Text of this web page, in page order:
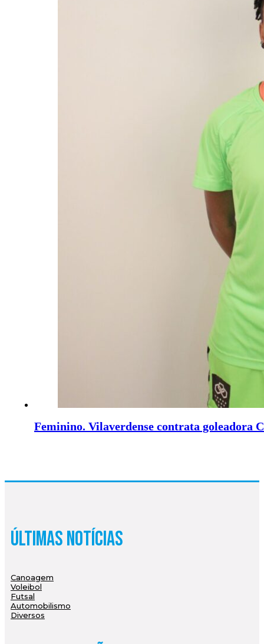
Feminino. Vilaverdense contrata goleadora
Últimas Notícias
Canoagem
Voleibol
Futsal
Automobilismo
Diversos